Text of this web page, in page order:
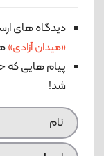
دیدگاه های
«میدان آزادی»
پیام هایی که
شد!